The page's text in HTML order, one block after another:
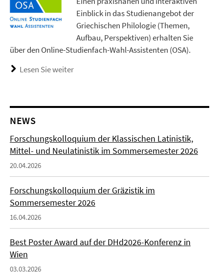
Einblick in das Studienangebot der
Griechischen Philologie (Themen,
Aufbau, Perspektiven) erhalten Sie
über den Online-Studienfach-Wahl-Assistenten (OSA).
Lesen Sie weiter
NEWS
Forschungskolloquium der Klassischen Latinistik,
Mittel- und Neulatinistik im Sommersemester 2026
20.04.2026
Forschungskolloquium der Gräzistik im
Sommersemester 2026
16.04.2026
Best Poster Award auf der DHd2026-Konferenz in
Wien
03.03.2026